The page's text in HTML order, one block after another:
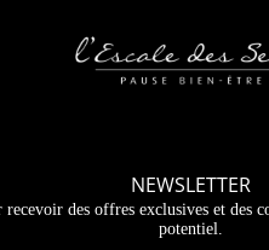
NEWSLETTER
des offres exclusives et des
potentiel.